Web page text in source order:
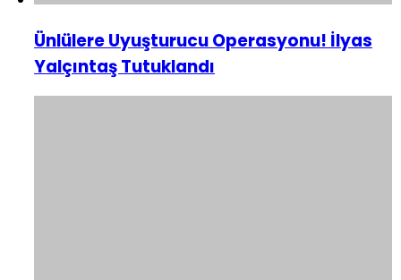
Ünlülere Uyuşturucu Operasyonu! İlyas
Yalçıntaş Tutuklandı